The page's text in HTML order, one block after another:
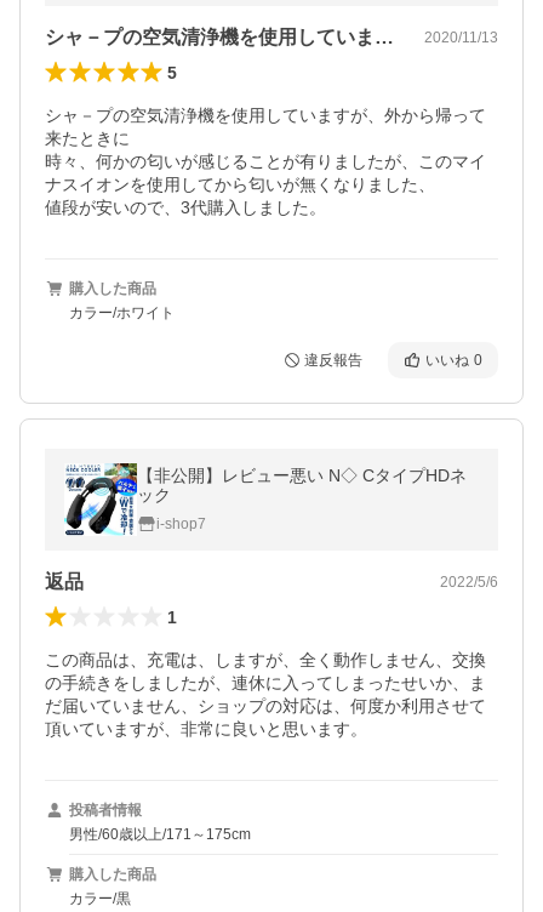
シャ－プの空気清浄機を使用していますが… 2020/11/13
5
シャ－プの空気清浄機を使用していますが、外から帰って
来たときに
時々、何かの匂いが感じることが有りましたが、このマイ
ナスイオンを使用してから匂いが無くなりました、
値段が安いので、3代購入しました。
購入した商品
カラー/ホワイト
違反報告 いいね 0
【非公開】レビュー悪い N◇ CタイプHDネ
ック
i-shop7
返品 2022/5/6
1
この商品は、充電は、しますが、全く動作しません、交換
の手続きをしましたが、連休に入ってしまったせいか、ま
だ届いていません、ショップの対応は、何度か利用させて
頂いていますが、非常に良いと思います。
投稿者情報
男性/60歳以上/171～175cm
購入した商品
カラー/黒